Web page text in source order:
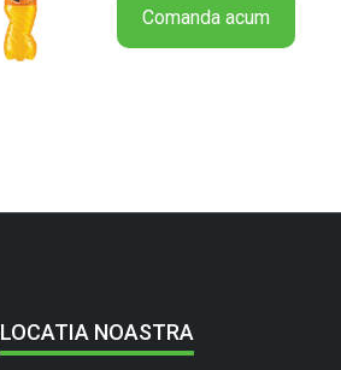
Comanda acum
LOCATIA NOASTRA